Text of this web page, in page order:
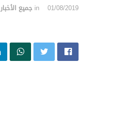
01/08/2019
in جميع الأخبار